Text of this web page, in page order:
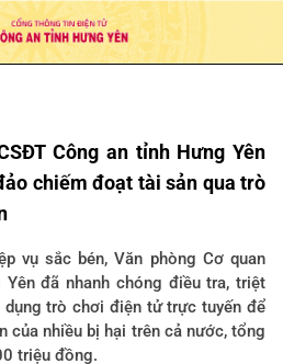
Công an tỉnh Hưng Yên
chiếm đoạt tài sản qua trò
vụ sắc bén, Văn phòng Cơ quan
đã nhanh chóng điều tra, triệt
trò chơi điện tử trực tuyến để
của nhiều bị hại trên cả nước, tổng
triệu đồng.